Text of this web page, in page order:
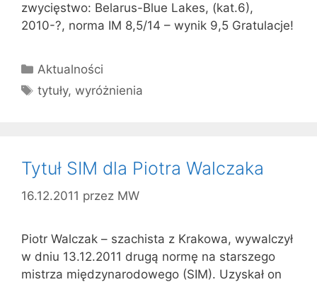
zwycięstwo: Belarus-Blue Lakes, (kat.6),
2010-?, norma IM 8,5/14 – wynik 9,5 Gratulacje!
Kategorie
Aktualności
Tagi
tytuły,wyróżnienia
Tytuł SIM dla Piotra Walczaka
16.12.2011 przez MW
Piotr Walczak – szachista z Krakowa, wywalczył
w dniu 13.12.2011 drugą normę na starszego
mistrza międzynarodowego (SIM). Uzyskał on